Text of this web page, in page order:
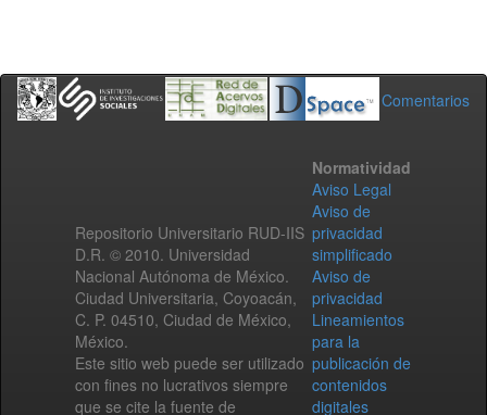
Comentarios
Repositorio Universitario RUD-IIS
D.R. © 2010. Universidad
Nacional Autónoma de México.
Ciudad Universitaria, Coyoacán,
C. P. 04510, Ciudad de México,
México.
Este sitio web puede ser utilizado
con fines no lucrativos siempre
que se cite la fuente de
Normatividad
Aviso Legal
Aviso de
privacidad
simplificado
Aviso de
privacidad
Lineamientos
para la
publicación de
contenidos
digitales